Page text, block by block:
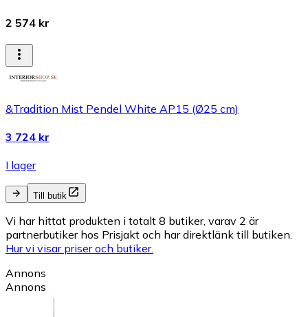
2 574 kr
&Tradition Mist Pendel White AP15 (Ø25 cm)
3 724 kr
I lager
Till butik
Vi har hittat produkten i totalt 8 butiker, varav 2 är
partnerbutiker hos Prisjakt och har direktlänk till butiken.
Hur vi visar priser och butiker.
Annons
Annons